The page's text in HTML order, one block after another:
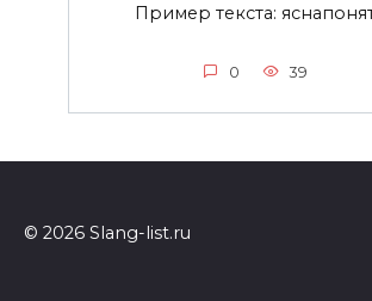
Пример текста:
0 39
© 2026 Slang-list.ru